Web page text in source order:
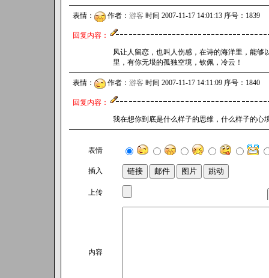
表情： 作者： 游客 时间 2007-11-17 14:01:13 序号：1839
回复内容：
风让人留恋，也叫人伤感，在诗的海洋里，能
里，有你无垠的孤独空境，钦佩，冷云！
表情： 作者： 游客 时间 2007-11-17 14:11:09 序号：1840
回复内容：
我在想你到底是什么样子的思维，什么样子的心
表情
插入
上传
内容